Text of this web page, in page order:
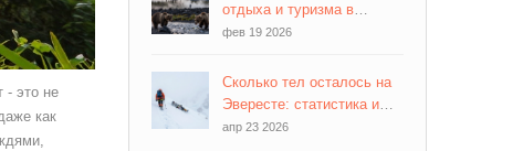
- это не
как
отдыха и туризма в
России?
фев 19 2026
Сколько тел осталось на
Эвересте: статистика и
правда о «кладбище» в
апр 23 2026